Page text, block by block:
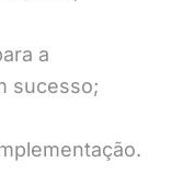
a
sucesso;